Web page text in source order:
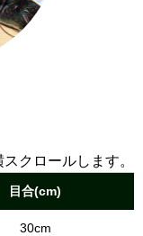
クロールします。
目合(cm)
30cm